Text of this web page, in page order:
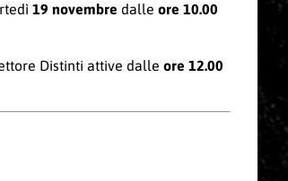
19 novembre dalle ore 10.00
Distinti attive dalle ore 12.00